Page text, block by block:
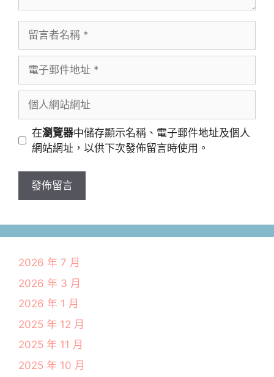
者
稱
郵
地
址
站
址
在瀏覽器中儲存顯示名稱、電子郵件地址及個人
網站網址，以供下次發佈留言時使用。
2026 年 7 月
2026 年 3 月
2026 年 1 月
2025 年 12 月
2025 年 11 月
2025 年 10 月